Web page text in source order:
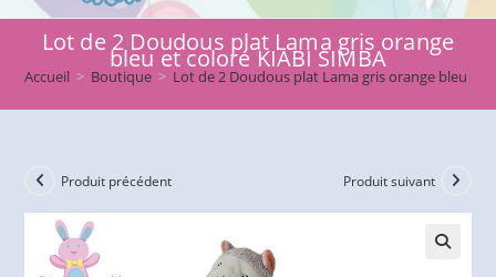
Lot de 2 Doudous plat Lama gris orange
bleu et coloré KIABI SIMBA
Accueil > Boutique > Lot de 2 Doudous plat Lama gris orange bleu et
Produit précédent Produit suivant